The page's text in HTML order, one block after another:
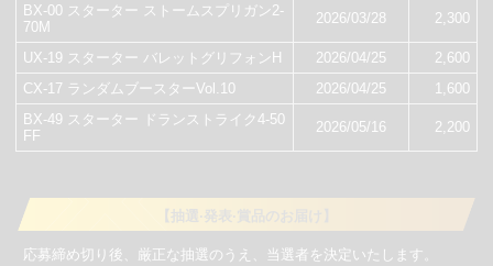
BX-00 スターター ストームスプリガン2-
70M
2026/03/28 2,300
UX-19 スターター バレットグリフォンH 2026/04/25
2,600
CX-17 ランダムブースターVol.10
2026/04/25
1,600
BX-49 スターター ドランストライク4-50
FF
2026/05/16 2,200
【抽選·発表·賞品のお届け】
応募締め切り後、厳正な抽選のうえ、当選者を決定いたします。